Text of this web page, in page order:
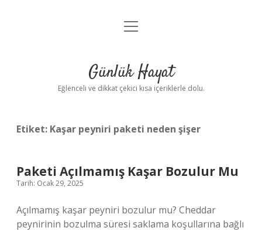
Anasayfa
Yasal Uyarı
menüyü
Günlük Hayat
Eğlenceli ve dikkat çekici kısa içeriklerle dolu.
Etiket: Kaşar peyniri paketi neden şişer
Paketi Açılmamış Kaşar Bozulur Mu
Tarih: Ocak 29, 2025
Açılmamış kaşar peyniri bozulur mu? Cheddar
peynirinin bozulma süresi saklama koşullarına bağlı